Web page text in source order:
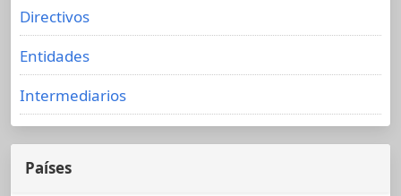
Directivos
Entidades
Intermediarios
Países